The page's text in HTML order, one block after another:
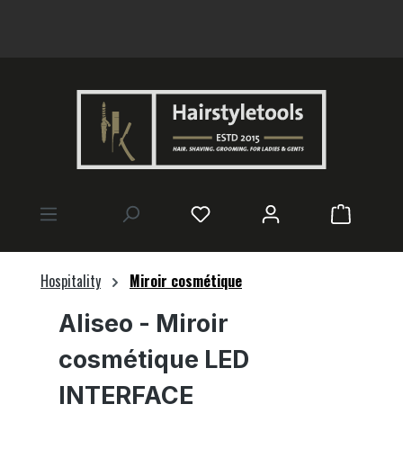
Le
Hospitality Miroir cosmétique
Aliseo - Miroir
cosmétique LED
INTERFACE